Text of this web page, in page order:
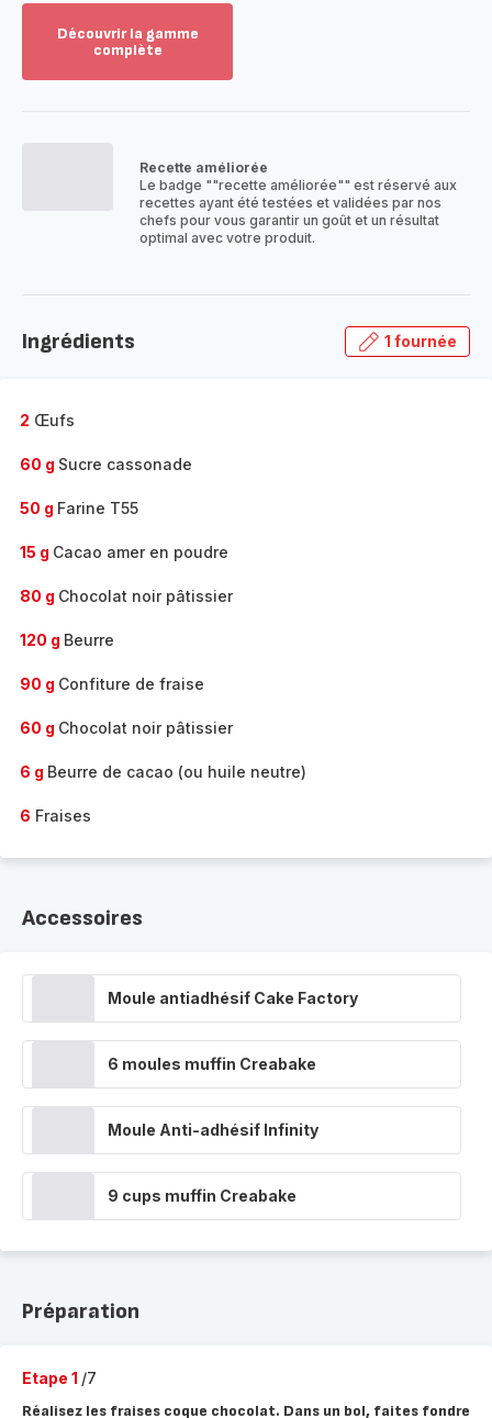
Découvrir la gamme
complète
Recette améliorée
Le badge ""recette améliorée"" est réservé aux
recettes ayant été testées et validées par nos
chefs pour vous garantir un goût et un résultat
optimal avec votre produit.
Ingrédients 1 fournée
2 Œufs
60 g Sucre cassonade
50 g Farine T55
15 g Cacao amer en poudre
80 g Chocolat noir pâtissier
120 g Beurre
90 g Confiture de fraise
60 g Chocolat noir pâtissier
6 g Beurre de cacao (ou huile neutre)
6 Fraises
Accessoires
Moule antiadhésif Cake Factory
6 moules muffin Creabake
Moule Anti-adhésif Infinity
9 cups muffin Creabake
Préparation
Etape 1 /7
Réalisez les fraises coque chocolat. Dans un bol, faites fondre